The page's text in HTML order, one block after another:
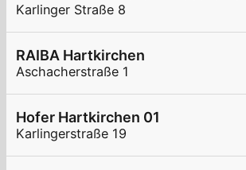
Karlinger Straße 8
RAIBA Hartkirchen
Aschacherstraße 1
Hofer Hartkirchen 01
Karlingerstraße 19